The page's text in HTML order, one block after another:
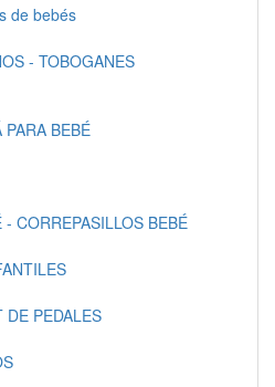
de bebés
- TOBOGANES
PARA BEBÉ
CORREPASILLOS BEBÉ
DE PEDALES